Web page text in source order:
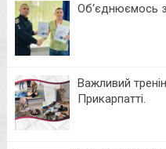
Об‘єднюємось
Важливий
Прикарпатті.